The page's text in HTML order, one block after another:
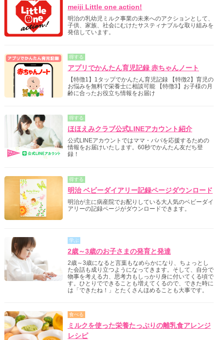
meiji Little one action!
明治の乳幼児ミルク事業の未来へのアクションとして、
子供、家族、社会にむけたサスティナブルな取り組みを
発信しています。
得する
アプリでかんたん育児記録 赤ちゃんノート
【特徴1】1タップでかんたん育児記録 【特徴2】育児の
お悩みを無料で栄養士に相談可能 【特徴3】お子様の月
齢に合ったお役立ち情報をお届け
得する
ほほえみクラブ公式LINEアカウント紹介
公式LINEアカウントではママ・パパを応援するための
情報をお届けいたします。60秒でかんたん友だち登
録！
得する
明治 ベビーダイアリー記録ページダウンロード
明治が主に病産院でお配りしている大人気のベビーダイ
アリーの記録ページがダウンロードできます。
学ぶ
2歳～3歳のお子さまの発育と発達
2歳～3歳になると言葉もなめらかになり、ちょっとし
た会話も成り立つようになってきます。そして、自分で
物事を考える力、思考力もしっかり身に付いてくる頃で
す。ひとりでできることも増えてくるので、できた時に
は「できたね！」とたくさんほめることも大事です。
食べる
ミルクを使った栄養たっぷりの離乳食アレンジ
レシピ